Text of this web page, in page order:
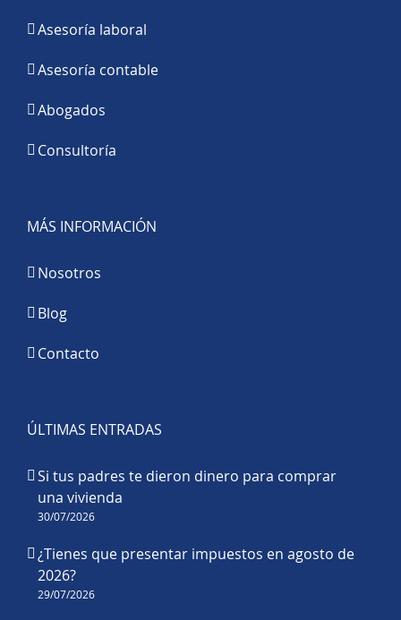
Asesoría laboral
Asesoría contable
Abogados
Consultoría
MÁS INFORMACIÓN
Nosotros
Blog
Contacto
ÚLTIMAS ENTRADAS
Si tus padres te dieron dinero para comprar
una vivienda
30/07/2026
¿Tienes que presentar impuestos en agosto de
2026?
29/07/2026